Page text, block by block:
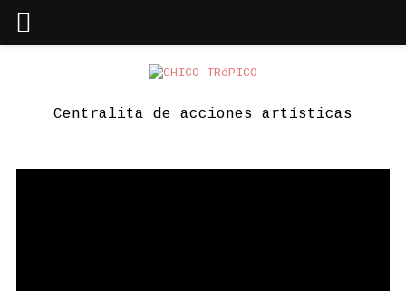
Skip
content
Centralita de acciones artísticas